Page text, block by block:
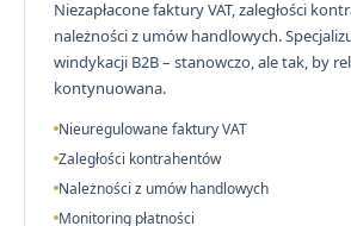
Niezapłacone faktury VAT, zaległości
należności z umów handlowych.
windykacji B2B – stanowczo, ale tak, by
kontynuowana.
Nieuregulowane faktury VAT
Zaległości kontrahentów
Należności z umów handlowych
Monitoring płatności